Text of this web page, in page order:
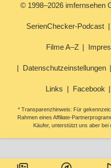
© 1998–2026 imfernsehen
SerienChecker-Podcast
Filme A–Z
Datenschutzeinstellungen
Links Facebook
* Transparenzhinweis: Für
Rahmen eines Affiliate-
Käufer, unterstützt uns aber bei